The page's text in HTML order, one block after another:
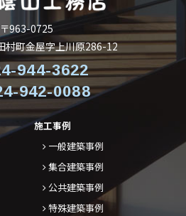
〒963-0725
村町金屋字上川原286-12
944-3622
942-0088
施工事例
一般建築事例
集合建築事例
公共建築事例
特殊建築事例